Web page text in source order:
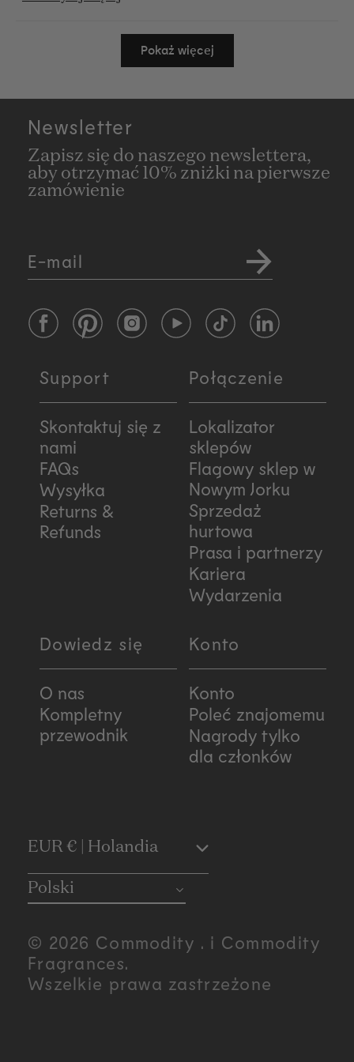
Wczytywanie...
Pokaż więcej
Newsletter
Zapisz się do naszego newslettera,
aby otrzymać 10% zniżki na pierwsze
zamówienie
E-mail
FacebookPinterestInstagramYouTubeTikTokLinkedIn
Support
Skontaktuj się z
nami
FAQs
Wysyłka
Returns &
Refunds
Połączenie
Lokalizator
sklepów
Flagowy sklep w
Nowym Jorku
Sprzedaż
hurtowa
Prasa i partnerzy
Kariera
Wydarzenia
Dowiedz się
O nas
Kompletny
przewodnik
Konto
Konto
Poleć znajomemu
Nagrody tylko
dla członków
C
o
u
n
EUR € | Holandia
Polski
© 2026 Commodity . i Commodity
Fragrances.
Wszelkie prawa zastrzeżone